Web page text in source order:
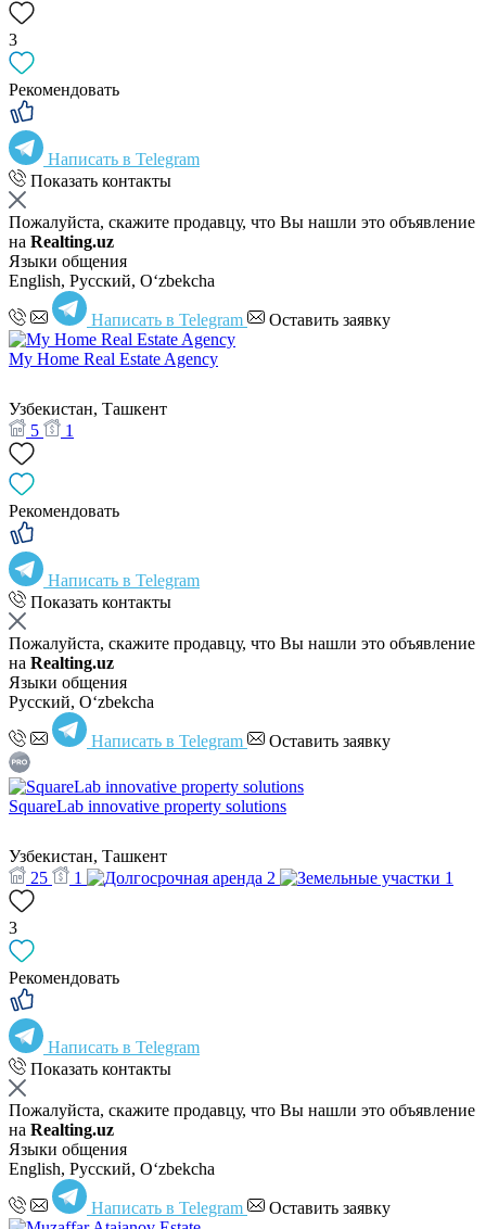
3
Рекомендовать
Написать в Telegram
Показать контакты
Пожалуйста, скажите продавцу, что Вы нашли это объявление
на Realting.uz
Языки общения
English, Русский, Oʻzbekcha
Написать в Telegram Оставить заявку
My Home Real Estate Agency
Узбекистан, Ташкент
5
1
Рекомендовать
Написать в Telegram
Показать контакты
Пожалуйста, скажите продавцу, что Вы нашли это объявление
на Realting.uz
Языки общения
Русский, Oʻzbekcha
Написать в Telegram Оставить заявку
SquareLab innovative property solutions
Узбекистан, Ташкент
25
1 2 1
3
Рекомендовать
Написать в Telegram
Показать контакты
Пожалуйста, скажите продавцу, что Вы нашли это объявление
на Realting.uz
Языки общения
English, Русский, Oʻzbekcha
Написать в Telegram Оставить заявку